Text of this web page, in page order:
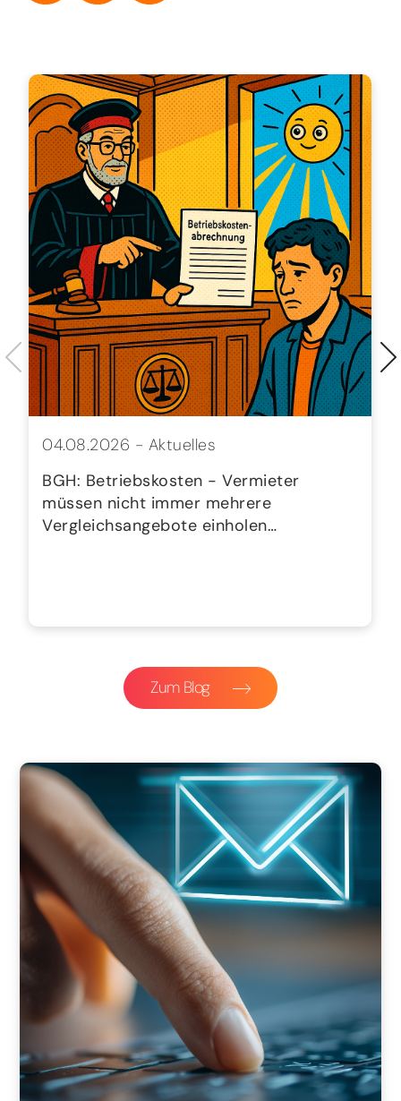
04.08.2026 - Aktuelles
BGH: Betriebskosten - Vermieter
müssen nicht immer mehrere
Vergleichsangebote einholen…
Zum Blog